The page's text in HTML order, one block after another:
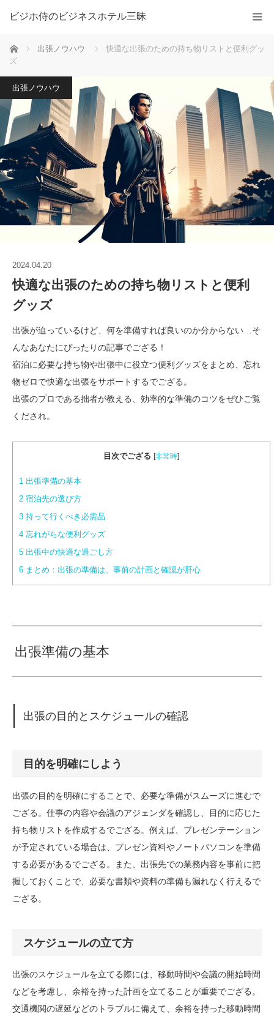
ビジホ侍のビジネスホテル三昧
ホーム 出張ノウハウ
快適な出張のための持ち物リストと便利グッ
ズ
出張ノウハウ
2024.04.20
快適な出張のための持ち物リストと便利
グッズ
出張が迫っているけど、何を準備すれば良いのか分からない…そ
んなあなたにぴったりの記事でござる！
宿泊に必要な持ち物や出張中に役立つ便利グッズをまとめ、忘れ
物ゼロで快適な出張をサポートするでござる。
出張のプロである拙者が教える、効率的な準備のコツをぜひご覧
くだされ。
目次でござる [非常時]
1 出張準備の基本
2 宿泊先の選び方
3 持って行くべき必需品
4 忘れがちな便利グッズ
5 出張中の快適な過ごし方
6 まとめ：出張の準備は、事前の計画と確認が肝心
出張準備の基本
出張の目的とスケジュールの確認
目的を明確にしよう
出張の目的を明確にすることで、必要な準備がスムーズに進むで
ござる。仕事の内容や会議のアジェンダを確認し、目的に応じた
持ち物リストを作成するでござる。例えば、プレゼンテーション
が予定されている場合は、プレゼン資料やノートパソコンを準備
する必要があるでござる。また、出張先での業務内容を事前に把
握しておくことで、必要な書類や資料の準備も漏れなく行えるで
ござる。
スケジュールの立て方
出張のスケジュールを立てる際には、移動時間や会議の開始時間
などを考慮し、余裕を持った計画を立てることが重要でござる。
交通機関の遅延などのトラブルに備えて、余裕を持った移動時間